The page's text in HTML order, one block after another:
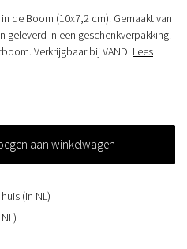
de Boom (10x7,2 cm). Gemaakt van
geleverd in een geschenkverpakking.
Verkrijgbaar bij VAND. Lees
aan winkelwagen
(in NL)